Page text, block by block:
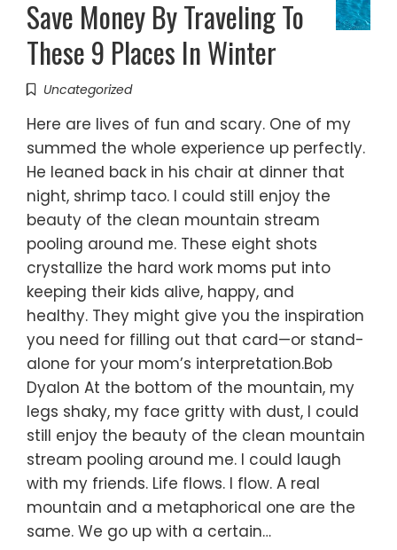
Save Money By Traveling To
These 9 Places In Winter
Uncategorized
Here are lives of fun and scary. One of my
summed the whole experience up perfectly.
He leaned back in his chair at dinner that
night, shrimp taco. I could still enjoy the
beauty of the clean mountain stream
pooling around me. These eight shots
crystallize the hard work moms put into
keeping their kids alive, happy, and
healthy. They might give you the inspiration
you need for filling out that card—or stand-
alone for your mom’s interpretation.Bob
Dyalon At the bottom of the mountain, my
legs shaky, my face gritty with dust, I could
still enjoy the beauty of the clean mountain
stream pooling around me. I could laugh
with my friends. Life flows. I flow. A real
mountain and a metaphorical one are the
same. We go up with a certain…